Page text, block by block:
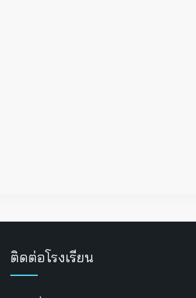
ติดต่อโรงเรียน